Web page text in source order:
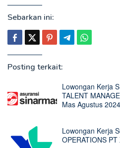
Sebarkan ini:
Posting terkait:
Lowongan Kerja
TALENT
Mas Agustus 2024
Lowongan Kerja
OPERATIONS